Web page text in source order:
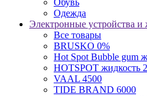
Одежда
Электронные устройства и
Все товары
BRUSKO 0%
Hot Spot Bubble gum
HOTSPOT жидкость
VAAL 4500
TIDE BRAND 6000